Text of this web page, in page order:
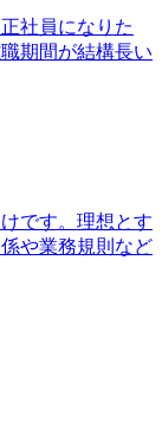
社員になりた
期間が結構長い
です。理想とす
や業務規則など